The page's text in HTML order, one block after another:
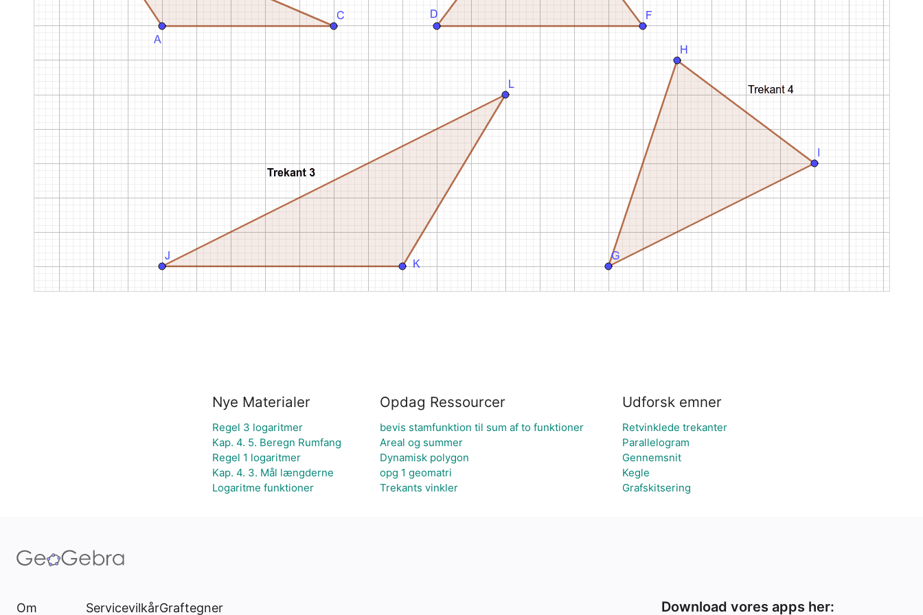
Nye Materialer
Regel 3 logaritmer
Kap. 4. 5. Beregn Rumfang
Regel 1 logaritmer
Kap. 4. 3. Mål længderne
Logaritme funktioner
Opdag Ressourcer
bevis stamfunktion til sum af to funktioner
Areal og summer
Dynamisk polygon
opg 1 geomatri
Trekants vinkler
Udforsk emner
Retvinklede trekanter
Parallelogram
Gennemsnit
Kegle
Grafskitsering
Om ServicevilkårGraftegner Download vores apps her: